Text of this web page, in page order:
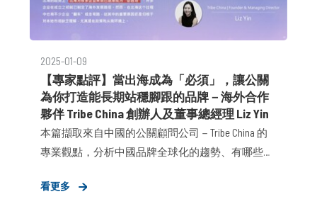
2025-01-09
【專家點評】當出海成為「必須」，讓公關
為你打造能長期站穩腳跟的品牌​－海外合作
夥伴 Tribe China 創辦人及董事總經理 Liz Yin​
本篇擷取來自中國的公關顧問公司－Tribe China 的
專業觀點，分析中國品牌全球化的趨勢、有哪些兵
問所能給予品牌助力的關鍵角色。
看更多